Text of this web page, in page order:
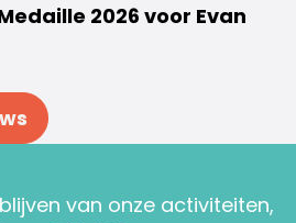
2026 voor Evan
van onze activiteiten,